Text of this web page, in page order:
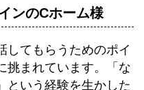
ンのCホーム様
してもらうためのポイ
挑まれています。「な
という経験を生かした